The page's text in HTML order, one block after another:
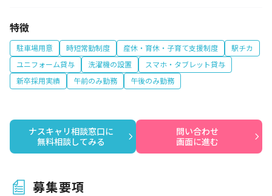
特徴
駐車場用意 時短常勤制度 産休・育休・子育て支援制度
駅チカ
ユニフォーム貸与
洗濯機の設置
スマホ・タブレット貸与
新卒採用実績
午前のみ勤務 午後のみ勤務
ナスキャリ相談窓口に
無料相談してみる
問い合わせ
画面に進む
募集要項